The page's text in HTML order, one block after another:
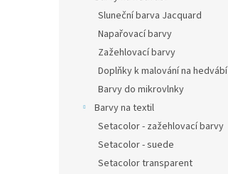
Sluneční barva Jacquard
Napařovací barvy
Zažehlovací barvy
Doplňky k malování na hedvábí
Barvy do mikrovlnky
Barvy na textil
Setacolor - zažehlovací barvy
Setacolor - suede
Setacolor transparent